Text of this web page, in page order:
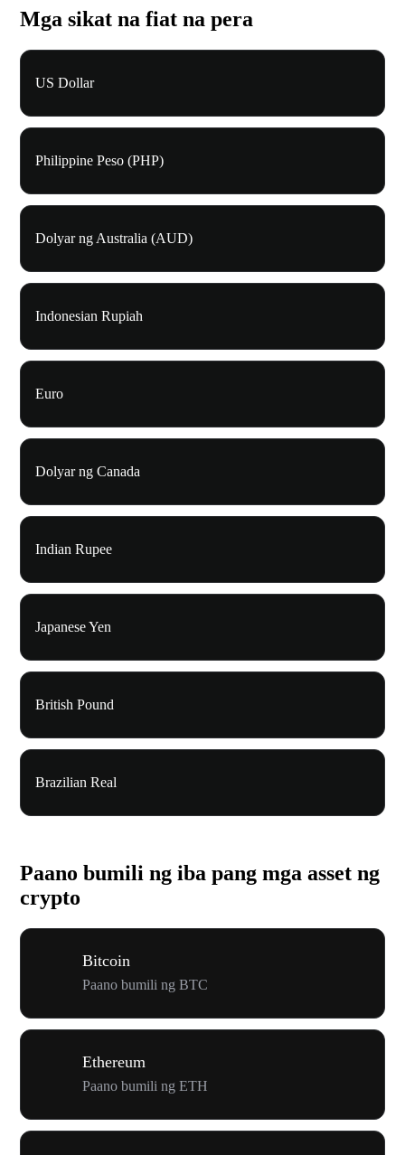
Mga sikat na fiat na pera
US Dollar
Philippine Peso (PHP)
Dolyar ng Australia (AUD)
Indonesian Rupiah
Euro
Dolyar ng Canada
Indian Rupee
Japanese Yen
British Pound
Brazilian Real
Paano bumili ng iba pang mga asset ng
crypto
Bitcoin
Paano bumili ng BTC
Ethereum
Paano bumili ng ETH